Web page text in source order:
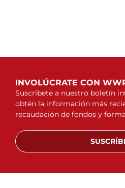
INVOLÚCRATE CON
Suscríbete a nuestro boletín
obtén la información más
recaudación de fondos y